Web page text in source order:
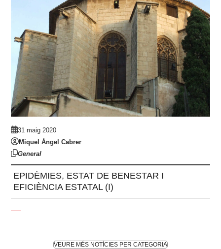
31 maig 2020
Miquel Àngel Cabrer
General
EPIDÈMIES, ESTAT DE BENESTAR I
EFICIÈNCIA ESTATAL (I)
VEURE MÉS NOTÍCIES PER CATEGORIA